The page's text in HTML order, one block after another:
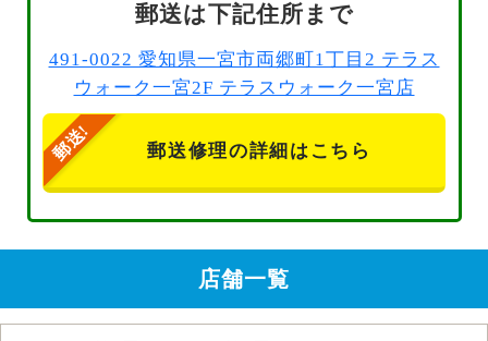
郵送は下記住所まで
491-0022 愛知県一宮市両郷町1丁目2 テラス
ウォーク一宮2F テラスウォーク一宮店
郵送修理の詳細はこちら
店舗一覧